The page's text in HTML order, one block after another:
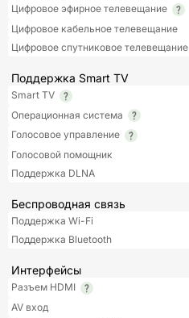
Цифровое эфирное телевещание
Цифровое кабельное телевещание
Цифровое спутниковое телевещание
Поддержка Smart TV
Smart TV
Операционная система
Голосовое управление
Голосовой помощник
Поддержка DLNA
Беспроводная связь
Поддержка Wi-Fi
Поддержка Bluetooth
Интерфейсы
Разъем HDMI
AV вход